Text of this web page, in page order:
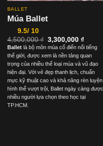
BALLET
Múa Ballet
9.5/ 10
4,500,000₫ Giá
gốc
là:
4,500,000 ₫.
3,300,000 ₫Giá
hiện
là:
Balletlà bộ môn múa cổ điển nổi tiếng
thế giới, được xem là nền tảng quan
trọng của nhiều thể loại múa và vũ đạo
hiện đại. Với vẻ đẹp thanh lịch, chuẩn
mực kỹ thuật cao và khả năng rèn luyện
hình thể vượt trội, Ballet ngày càng được
nhiều người lựa chọn theo học tại
TP.HCM.